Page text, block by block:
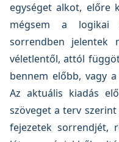
egységet alkot, előre
mégsem a logikai
sorrendben jelentek
véletlentől, attól
bennem előbb, vagy
Az aktuális kiadás
szöveget a terv
fejezetek sorrendjét,